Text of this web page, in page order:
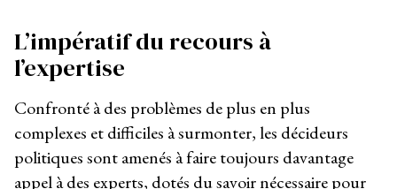
L’impératif du recours à
l’expertise
Confronté à des problèmes de plus en plus
complexes et difficiles à surmonter, les décideurs
politiques sont amenés à faire toujours davantage
appel à des experts, dotés du savoir nécessaire pour